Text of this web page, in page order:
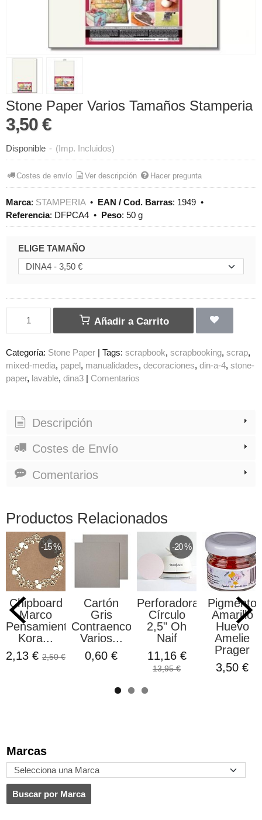
Marcas
Stone Paper Varios Tamaños Stamperia
3,50 €
Disponible - (Imp. Incluidos)
Costes de envío Ver descripción Hacer pregunta
Marca: STAMPERIA• EAN / Cod. Barras: 1949 •
Referencia: DFPCA4 • Peso: 50 g
ELIGE TAMAÑO
Añadir a Carrito
Categoría: Stone Paper | Tags: scrapbook scrapbooking scrap
mixed-media papel manualidades decoraciones din-a-4 stone-
paper lavable dina3 | Comentarios
Descripción
Costes de Envío
Comentarios
Productos Relacionados
-15 %
Chipboard
Marco
Pensamientos
Kora...
2,13 € 2,50 €
Cartón
Gris
Contraencolado
Varios...
0,60 €
-20 %
Perforadora
Círculo
2,5" Oh
Naif
11,16 €
13,95 €
Pigmento
Amarillo
Huevo
Amelie
Prager
3,50 €